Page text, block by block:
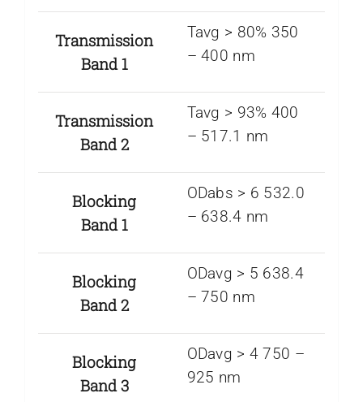
Transmission
Band 1
Tavg > 80% 350
– 400 nm
Transmission
Band 2
Tavg > 93% 400
– 517.1 nm
Blocking
Band 1
ODabs > 6 532.0
– 638.4 nm
Blocking
Band 2
ODavg > 5 638.4
– 750 nm
Blocking
Band 3
ODavg > 4 750 –
925 nm